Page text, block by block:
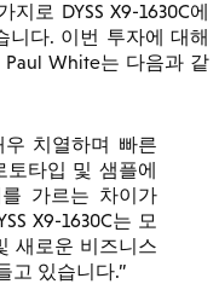
로 DYSS X9-1630C에
니다. 이번 투자에 대해
Paul White는 다음과 같
치열하며 빠른
타입 및 샘플에
가르는 차이가
X9-1630C는 모
새로운 비즈니스
고 있습니다.